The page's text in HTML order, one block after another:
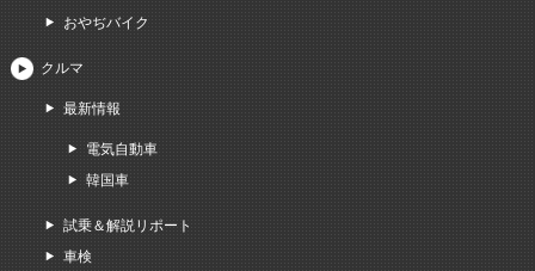
おやぢバイク
クルマ
最新情報
電気自動車
韓国車
試乗＆解説リポート
車検